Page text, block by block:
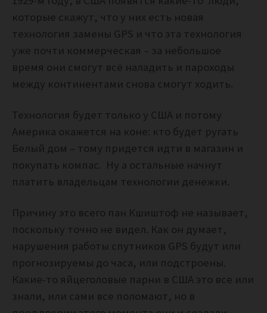
которые скажут, что у них есть новая
технология замены GPS и что эта технология
уже почти коммерческая – за небольшое
время они смогут всё наладить и пароходы
между континентами снова смогут ходить.
Технология будет только у США и потому
Америка окажется на коне: кто будет ругать
Белый дом – тому придется идти в магазин и
покупать компас. Ну а остальные начнут
платить владельцам технологии денежки.
Причину это всего пан Кшиштоф не называет,
поскольку точно не видел. Как он думает,
нарушения работы спутников GPS будут или
прогнозируемы до часа, или подстроены.
Какие-то яйцеголовые парни в США это все или
знали, или сами все поломают, но в